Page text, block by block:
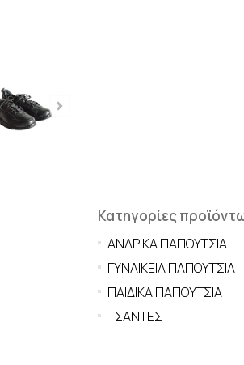
Κατηγορίες
ΑΝΔΡΙΚΑ ΠΑΠΟΥΤΣΙΑ
ΓΥΝΑΙΚΕΙΑ ΠΑΠΟΥΤΣΙΑ
ΠΑΙΔΙΚΑ ΠΑΠΟΥΤΣΙΑ
ΤΣΑΝΤΕΣ